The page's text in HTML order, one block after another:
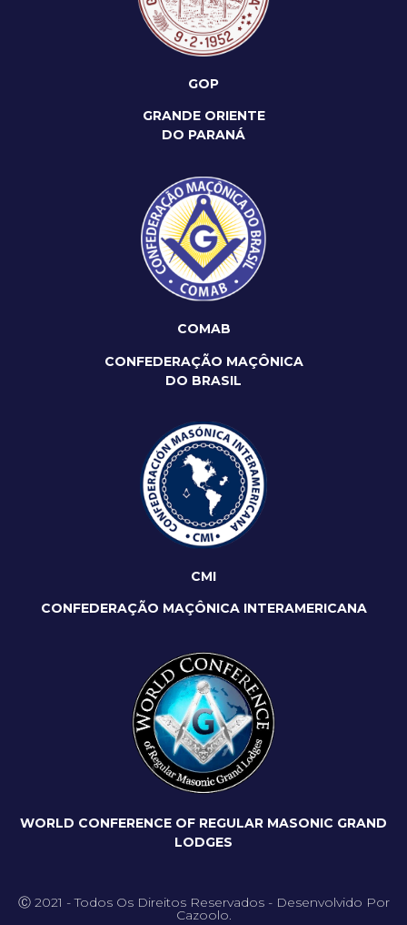
GOP
GRANDE ORIENTE
DO PARANÁ
COMAB
CONFEDERAÇÃO MAÇÔNICA
DO BRASIL
CMI
CONFEDERAÇÃO MAÇÔNICA INTERAMERICANA
WORLD CONFERENCE OF REGULAR MASONIC GRAND
LODGES
Ⓒ 2021 - Todos Os Direitos Reservados - Desenvolvido Por
Cazoolo.